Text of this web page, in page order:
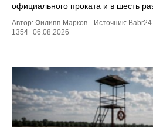
официального проката и в шесть
Автор: Филипп Марков. Источник:
1354 06.08.2026